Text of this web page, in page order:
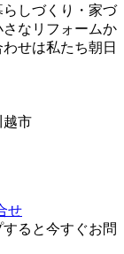
しづくり・家づ
なリフォームか
せは私たち朝日
越市
ると今すぐお問